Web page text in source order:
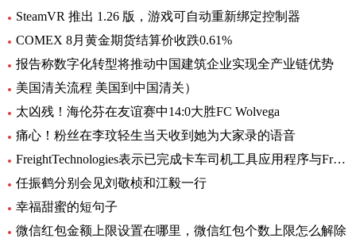
SteamVR 推出 1.26 版，游戏可自动重新绑定控制器
COMEX 8月黄金期货结算价收跌0.61%
报告称数字化转型将推动中国建筑企业实现全产业链优势
美国清关流程 美国到中国清关）
太凶残！海伦芬在友谊赛中14:0大胜FC Wolvega
痛心！粉丝在李玟轻生当天收到她为大家录的语音
FreightTechnologies表示已完成卡车司机工具应用程序与Fr8App货运匹配平台的集成
任振鹤分别会见刘敬桢和江毅一行
幸福甜蜜的短句子
微信红包金额上限设置在哪里，微信红包个数上限怎么解除